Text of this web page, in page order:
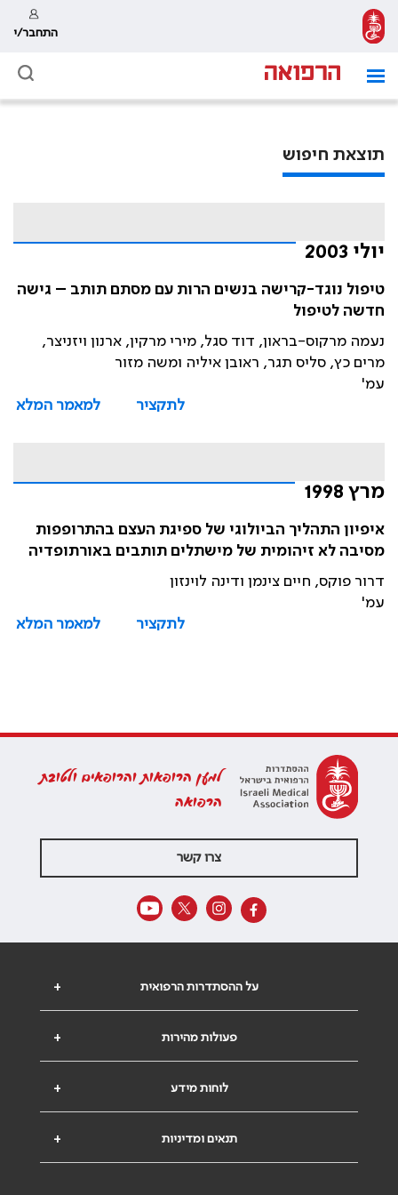
התחבר/י
תוצאת חיפוש
יולי 2003
טיפול נוגד-קרישה בנשים הרות עם מסתם תותב – גישה
חדשה לטיפול
נעמה מרקוס-בראון, דוד סגל, מירי מרקין, ארנון ויזניצר,
מרים כץ, סליס תגר, ראובן איליה ומשה מזור
עמ'
לתקציר
למאמר המלא
מרץ 1998
איפיון התהליך הביולוגי של ספיגת העצם בהתרופפות
מסיבה לא זיהומית של מישתלים תותבים באורתופדיה
דרור פוקס, חיים צינמן ודינה לוינזון
עמ'
לתקציר
למאמר המלא
למען הרופאות והרופאים ולטובת
הרפואה
צרו קשר
+ על ההסתדרות הרפואית
+ פעולות מהירות
+ לוחות מידע
+ תנאים ומדיניות